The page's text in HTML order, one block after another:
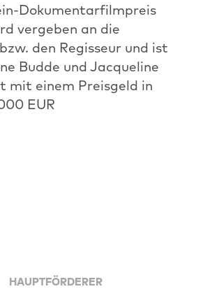
Dokumentarfilmpreis
vergeben an die
den Regisseur und ist
Budde und Jacqueline
mit einem Preisgeld in
EUR
HAUPTFÖRDERER